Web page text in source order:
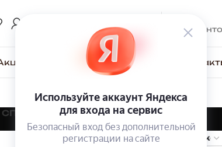
Для покупателей О компании
МЯГКАЯ МЕБЕЛЬШКАФЫ